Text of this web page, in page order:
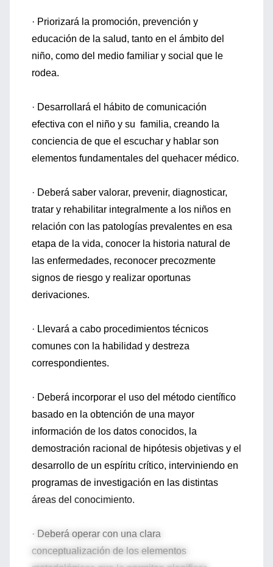
· Priorizará la promoción, prevención y
educación de la salud, tanto en el ámbito del
niño, como del medio familiar y social que le
rodea.
· Desarrollará el hábito de comunicación
efectiva con el niño y su familia, creando la
conciencia de que el escuchar y hablar son
elementos fundamentales del quehacer médico.
· Deberá saber valorar, prevenir, diagnosticar,
tratar y rehabilitar integralmente a los niños en
relación con las patologías prevalentes en esa
etapa de la vida, conocer la historia natural de
las enfermedades, reconocer precozmente
signos de riesgo y realizar oportunas
derivaciones.
· Llevará a cabo procedimientos técnicos
comunes con la habilidad y destreza
correspondientes.
· Deberá incorporar el uso del método científico
basado en la obtención de una mayor
información de los datos conocidos, la
demostración racional de hipótesis objetivas y el
desarrollo de un espíritu crítico, interviniendo en
programas de investigación en las distintas
áreas del conocimiento.
· Deberá operar con una clara
conceptualización de los elementos